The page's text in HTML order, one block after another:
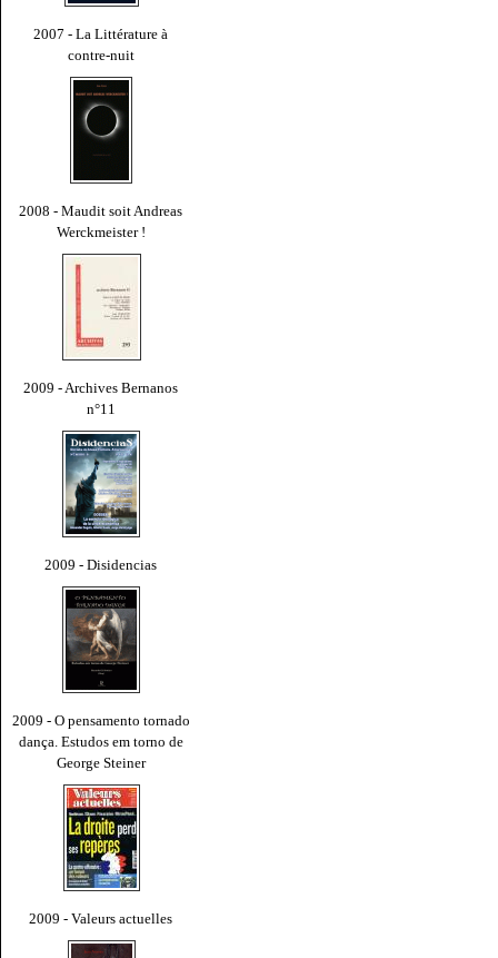
2007 - La Littérature à
contre-nuit
2008 - Maudit soit Andreas
Werckmeister !
2009 - Archives Bernanos
n°11
2009 - Disidencias
2009 - O pensamento tornado
dança. Estudos em torno de
George Steiner
2009 - Valeurs actuelles